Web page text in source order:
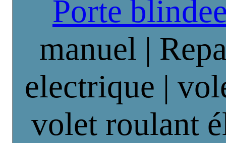
Porte
manuel |
electrique |
volet roulant